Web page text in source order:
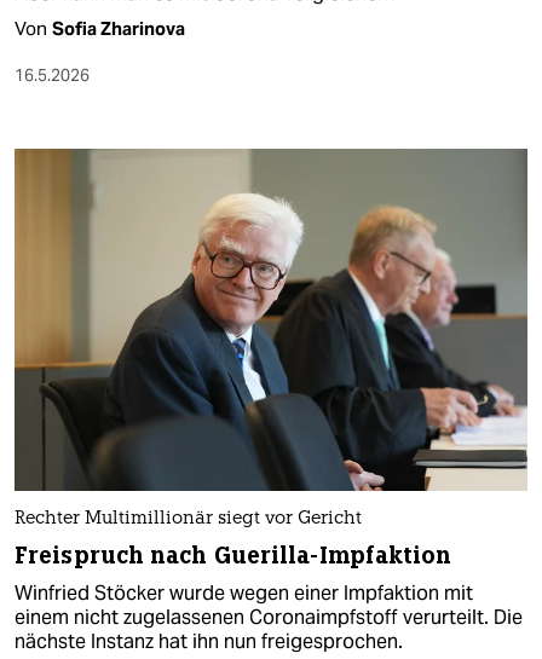
Von Sofia Zharinova
16.5.2026
Rechter Multimillionär siegt vor Gericht
Freispruch nach Guerilla-Impfaktion
Winfried Stöcker wurde wegen einer Impfaktion mit
einem nicht zugelassenen Coronaimpfstoff verurteilt. Die
nächste Instanz hat ihn nun freigesprochen.